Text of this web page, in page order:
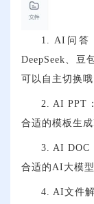
1. AI问答
DeepSeek、豆
可以自主切换哦
2. AI PPT
合适的模板生成
3. AI DOC
合适的AI大模
4. AI文件